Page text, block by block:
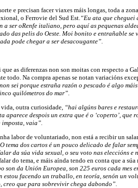
e precisan facer viaxes máis longas, toda a
o Ferrovie del Sud Est. “Eu ata que cheguei
a ser oRenfe italiano, pero aquí as pequenas
das pelis do Oeste. Moi bonito e entrañable se
pode chegar a ser desacougante”
que as diferenzas non son moitas con respecto a
todo. Na compra apenas se notan variacións
non sei porque estraña razón o pescado é algo
quilómetros do mar”
outra curiosidade, “hai algúns bares e
aparece despois un extra que é o ‘coperto’, que
vaia”.
labor de voluntariado, non está a recibir un
tema dos cartos é un pouco delicado de falar
da súa vida sexual, o seu voto nas eleccións e
do tema, e máis aínda tendo en conta que a súa
son da Unión Europea, son 225 euros cada mes
estou facendo un traballo, en teoría, senón un
creo que para sobrevivir chega dabondo”